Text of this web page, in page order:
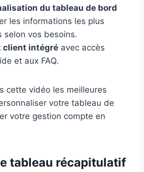
du tableau de bord
les informations les plus
selon vos besoins.
client intégré avec accès
et aux FAQ.
cette vidéo les meilleures
votre tableau de
votre gestion compte en
tableau récapitulatif